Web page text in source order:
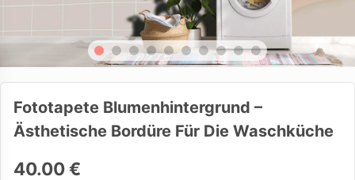
Fototapete Blumenhintergrund –
Ästhetische Bordüre Für Die Waschküche
40.00 €